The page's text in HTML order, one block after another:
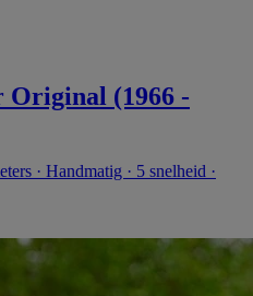
Original (1966 -
· Handmatig · 5 snelheid ·